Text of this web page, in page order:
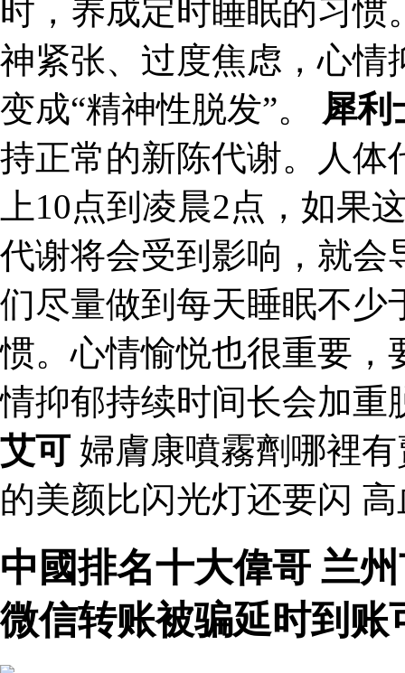
时，养成定时睡眠的习
神紧张、过度焦虑，心情
变成“精神性脱发”。 犀利
持正常的新陈代谢。人体
上10点到凌晨2点，如果
代谢将会受到影响，就会
们尽量做到每天睡眠不少
惯。心情愉悦也很重要，
情抑郁持续时间长会加重
艾可婦膚康噴霧劑哪裡
的美颜比闪光灯还要闪
中國排名十大偉哥 兰
微信转账被骗延时到账